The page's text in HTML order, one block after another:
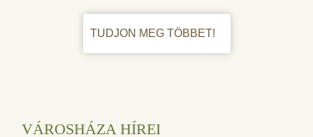
TUDJON MEG TÖBBET!
VÁROSHÁZA HÍREI